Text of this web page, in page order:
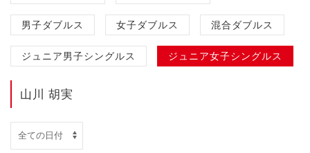
男子ダブルス 女子ダブルス 混合ダブルス
ジュニア男子シングルス ジュニア女子シングルス
山川 胡実